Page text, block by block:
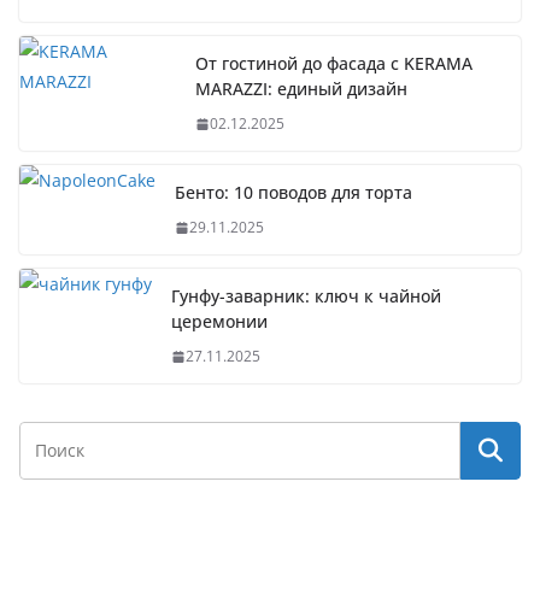
От гостиной до фасада с KERAMA
MARAZZI: единый дизайн
02.12.2025
Бенто: 10 поводов для торта
29.11.2025
Гунфу-заварник: ключ к чайной
церемонии
27.11.2025